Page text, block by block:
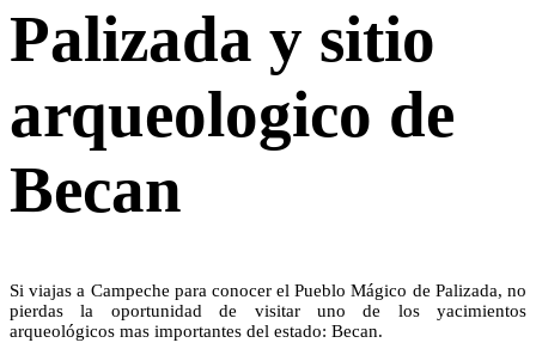
Palizada y sitio
arqueologico de
Becan
Si viajas a Campeche para conocer el Pueblo Mágico de Palizada, no
pierdas la oportunidad de visitar uno de los yacimientos
arqueológicos mas importantes del estado: Becan.